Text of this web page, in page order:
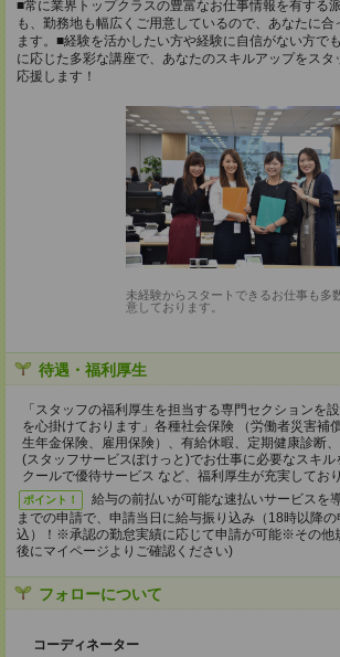
■常に業界トップクラスの豊富なお仕事情報を有する
も、勤務地も幅広くご用意しているので、あなたに合
ます。■経験を活かしたい方や経験に自信がない方で
に応じた多彩な講座で、あなたのスキルアップをスタ
応援します！
未経験からスタートできるお仕事も多
意しております。
待遇・福利厚生
「スタッフの福利厚生を担当する専門セクションを
を心掛けております」各種社会保険 （労働者災害補
生年金保険、雇用保険）、有給休暇、定期健康診断
(スタッフサービスぽけっと)でお仕事に必要なスキル
クールで優待サービス など、福利厚生が充実しており
ポイント！
給与の前払いが可能な速払いサービスを
までの申請で、申請当日に給与振り込み（18時以降
込）！※承認の勤怠実績に応じて申請が可能※その他
後にマイページよりご確認ください)
フォローについて
コーディネーター